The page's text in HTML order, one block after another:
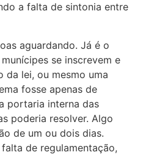
a falta de sintonia entre
aguardando. Já é o
se inscrevem e
da lei, ou mesmo uma
fosse apenas de
portaria interna das
poderia resolver. Algo
de um ou dois dias.
de regulamentação,